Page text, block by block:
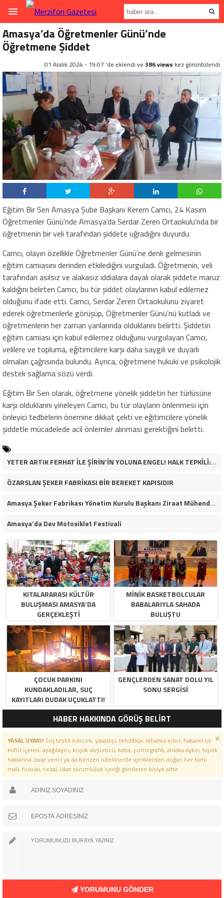
Amasya’da Öğretmenler Günü’nde
Öğretmene Şiddet
01 Aralık 2024 - 19:07 'de eklendi ve 386 views kez görüntülendi.
Eğitim Bir Sen Amasya Şube Başkanı Kerem Camcı, 24 Kasım
Öğretmenler Günü’nde Amasya’da Serdar Zeren Ortaokulu’nda bir
öğretmenin bir veli tarafından şiddete uğradığını duyurdu.
Camcı, olayın özellikle Öğretmenler Günü’ne denk gelmesinin
eğitim camiasını derinden etkilediğini vurguladı. Öğretmenin, veli
tarafından asılsız ve alakasız iddialara dayalı olarak şiddete maruz
kaldığını belirten Camcı, bu tür şiddet olaylarının kabul edilemez
olduğunu ifade etti. Camcı, Serdar Zeren Ortaokulunu ziyaret
ederek öğretmenlerle görüşüp, Öğretmenler Günü’nü kutladı ve
öğretmenlerin her zaman yanlarında olduklarını belirtti. Şiddetin
eğitim camiası için kabul edilemez olduğunu vurgulayan Camcı,
velilere ve topluma, eğitimcilere karşı daha saygılı ve duyarlı
olmaları çağrısında bulundu. Ayrıca, öğretmene hukuki ve psikolojik
destek sağlama sözü verdi.
Eğitim Bir Sen olarak, öğretmene yönelik şiddetin her türlüsüne
karşı olduklarını yineleyen Camcı, bu tür olayların önlenmesi için
önleyici tedbirlerin önemine dikkat çekti ve eğitimcilere yönelik
şiddetle mücadelede acil önlemler alınması gerektiğini belirtti.
YETER ARTIK FERHAT İLE ŞİRİN’İN YOLUNA ENGEL! HALK TEPKİLİ: “YOLU KAPATMAK ÇÖZÜM DEĞİL, GÖREVİNİ YAP!”
ÖZARSLAN ŞEKER FABRİKASI BİR BEREKET KAPISIDIR
Amasya Şeker Fabrikası Yönetim Kurulu Başkanı Ziraat Mühendisi Ahmet ÖZARSLAN’ın Mevlid Kandili Mesajı
Amasya’da Dev Motosiklet Festivali
KITALARARASI KÜLTÜR
BULUŞMASI AMASYA’DA
GERÇEKLEŞTI
MINIK BASKETBOLCULAR
BABALARIYLA SAHADA
BULUŞTU
ÇOCUK PARKINI
KUNDAKLADILAR, SUÇ
KAYITLARI DUDAK UÇUKLATTI!
GENÇLERDEN SANAT DOLU YIL
SONU SERGISI
HABER HAKKINDA GÖRÜŞ BELİRT
YASAL UYARI!Suç teşkil edecek, yasadışı, tehditkar, rahatsız edici, hakaret ve
küfür içeren, aşağılayıcı, küçük düşürücü, kaba, pornografik, ahlaka aykırı, kişilik
haklarına zarar verici ya da benzeri niteliklerde içeriklerden doğan her türlü
mali, hukuki, cezai, idari sorumluluk içeriği gönderen kişiye aittir.
YORUMUNU GÖNDER